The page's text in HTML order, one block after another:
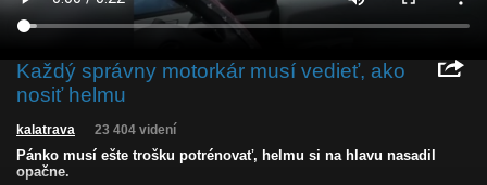
Každý správny motorkár musí vedieť, ako
nosiť helmu
kalatrava 23 404 videní
Pánko musí ešte trošku potrénovať, helmu si na hlavu nasadil
opačne.